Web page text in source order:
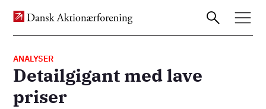
Gå
til
ANALYSER
Detailgigant med lave
priser